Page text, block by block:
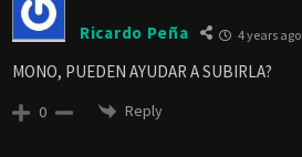
Ricardo Peña 4 years ago
MONO, PUEDEN AYUDAR A SUBIRLA?
0 Reply